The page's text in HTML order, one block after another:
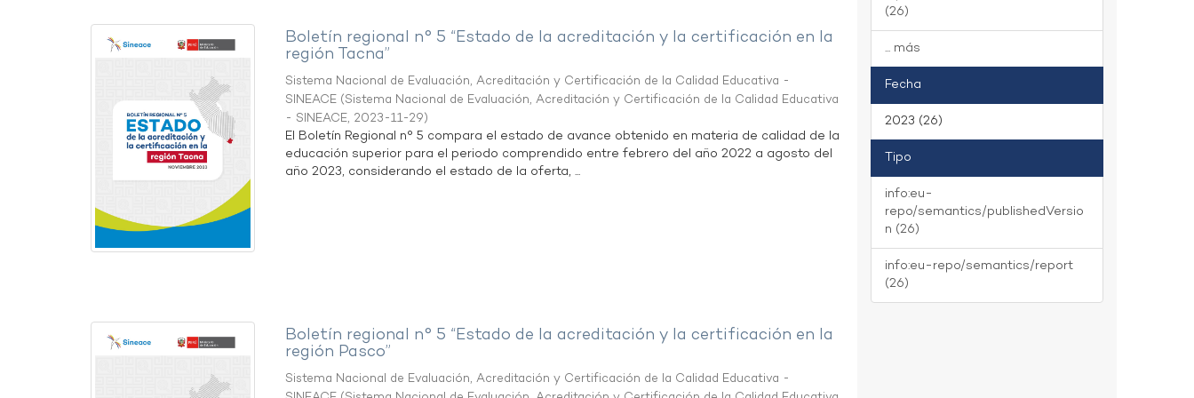
Boletín regional n° 5 “Estado de la acreditación y la certificación en la
región Tacna”
Sistema Nacional de Evaluación, Acreditación y Certificación de la Calidad Educativa -
SINEACE (Sistema Nacional de Evaluación, Acreditación y Certificación de la Calidad Educativa
- SINEACE, 2023-11-29)
El Boletín Regional n° 5 compara el estado de avance obtenido en materia de calidad de la
educación superior para el periodo comprendido entre febrero del año 2022 a agosto del
año 2023, considerando el estado de la oferta, ...
Boletín regional n° 5 “Estado de la acreditación y la certificación en la
región Pasco”
Sistema Nacional de Evaluación, Acreditación y Certificación de la Calidad Educativa -
(26)
... más
Fecha
2023 (26)
Tipo
info:eu-
repo/semantics/publishedVersio
n (26)
info:eu-repo/semantics/report
(26)